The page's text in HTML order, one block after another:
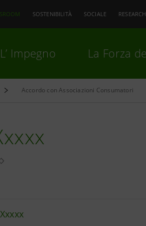
SOSTENIBILITÀ SOCIALE RESEARCH
L’ Impegno La Forza
Accordo con Associazioni Consumatori
Xxxxx